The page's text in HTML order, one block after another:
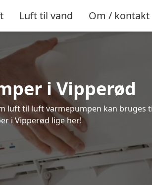
Luft til vand Om / kontakt
i Vipperød
luft til luft varmepumpen kan bruges
i Vipperød lige her!